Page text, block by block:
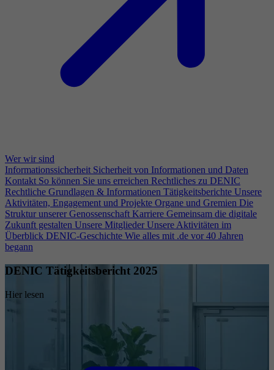
Wer wir sind
Informationssicherheit Sicherheit von Informationen und Daten
Kontakt So können Sie uns erreichen Rechtliches zu DENIC
Rechtliche Grundlagen & Informationen Tätigkeitsberichte Unsere
Aktivitäten, Engagement und Projekte Organe und Gremien Die
Struktur unserer Genossenschaft Karriere Gemeinsam die digitale
Zukunft gestalten Unsere Mitglieder Unsere Aktivitäten im
Überblick DENIC-Geschichte Wie alles mit .de vor 40 Jahren
begann
DENIC Tätigkeitsbericht 2025
Hier lesen